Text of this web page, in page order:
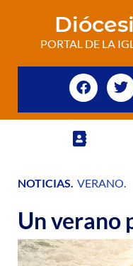
PORTAL DE LA
NOTICIAS. VERANO.
Un verano